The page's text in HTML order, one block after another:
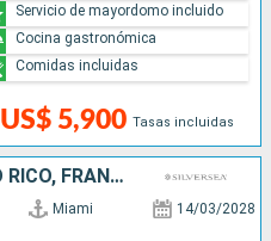
US$ 5,900 Tasas incluidas
Servicio de mayordomo incluido
Cocina gastronómica
Comidas incluidas
ESTADOS UNIDOS, PUERTO RICO, FRANCIA, ANTIGUA Y BARBUDA
Miami 14/03/2028